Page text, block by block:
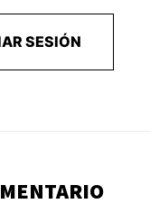
SESIÓN